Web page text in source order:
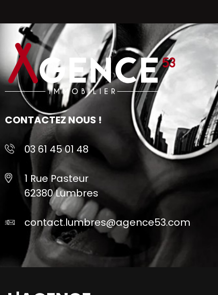
CONTACTEZ NOUS !
03 61 45 01 48
1 Rue Pasteur
62380 Lumbres
contact.lumbres@agence53.com